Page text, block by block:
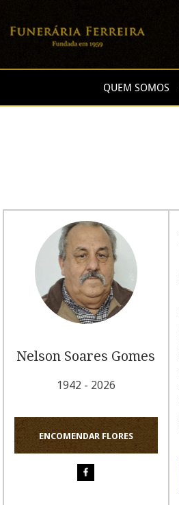
QUEM SOMOS
Nelson Soares Gomes
1942 - 2026
ENCOMENDAR FLORES